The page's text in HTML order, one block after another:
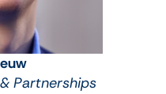
Partnerships